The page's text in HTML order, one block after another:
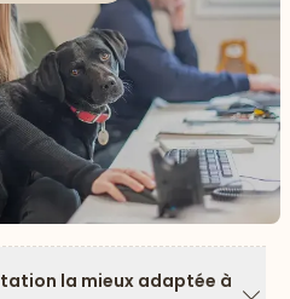
la mieux adaptée à